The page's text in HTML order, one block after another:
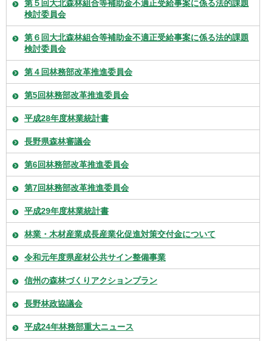
第５回大北森林組合等補助金不適正受給事案に係る法的課題
検討委員会
第６回大北森林組合等補助金不適正受給事案に係る法的課題
検討委員会
第４回林務部改革推進委員会
第5回林務部改革推進委員会
平成28年度林業統計書
長野県森林審議会
第6回林務部改革推進委員会
第7回林務部改革推進委員会
平成29年度林業統計書
林業・木材産業成長産業化促進対策交付金について
令和元年度県産材公共サイン整備事業
信州の森林づくりアクションプラン
長野林政協議会
平成24年林務部重大ニュース